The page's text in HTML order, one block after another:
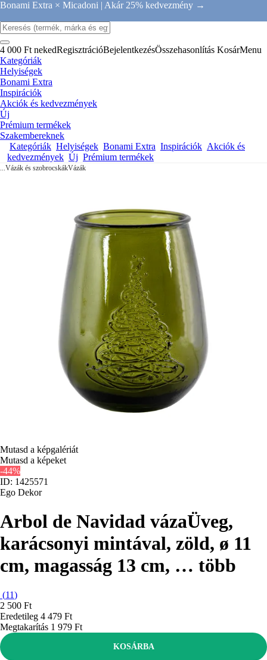
Bonami Extra × Micadoni | Akár 25% kedvezmény →
4 000 Ft nekedRegisztrációBejelentkezésÖsszehasonlítás KosárMenu
Kategóriák
Helyiségek
Bonami Extra
Inspirációk
Akciók és kedvezmények
Új
Prémium termékek
Szakembereknek
Kategóriák Helyiségek Bonami Extra Inspirációk Akciók és
kedvezmények Új Prémium termékek
...Vázák és szobrocskákVázák
Mutasd a képgalériát
Mutasd a képeket
-44%
ID: 1425571
Ego Dekor
Arbol de Navidad vázaÜveg,
karácsonyi mintával, zöld, ø 11
cm, magasság 13 cm, … több
(11)
2 500 Ft
Eredetileg 4 479 Ft
Megtakarítás 1 979 Ft
KOSÁRBA